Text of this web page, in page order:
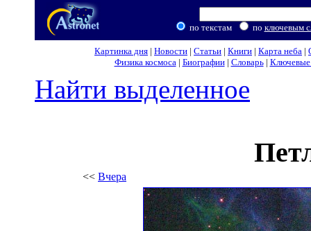
по текстам по ключевым
Картинка дня | Новости | Статьи | Книги | Карта неба |
Физика космоса| Биографии| Словарь| Ключевые
Найти выделенное
<< Вчера